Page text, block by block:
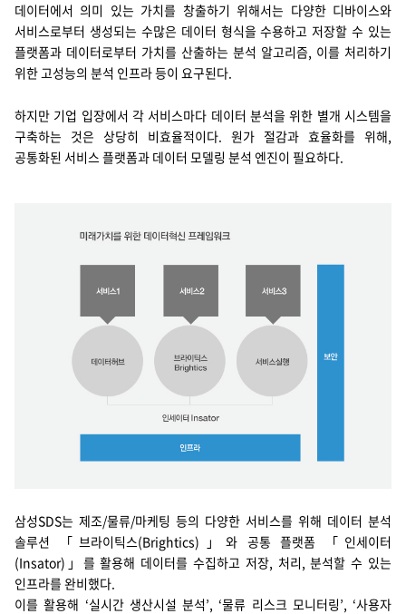
데이터에서 의미 있는 가치를 창출하기 위해서는 다양한 디바이스와
서비스로부터 생성되는 수많은 데이터 형식을 수용하고 저장할 수 있는
플랫폼과 데이터로부터 가치를 산출하는 분석 알고리즘, 이를 처리하기
위한 고성능의 분석 인프라 등이 요구된다.
하지만 기업 입장에서 각 서비스마다 데이터 분석을 위한 별개 시스템을
구축하는 것은 상당히 비효율적이다. 원가 절감과 효율화를 위해,
공통화된 서비스 플랫폼과 데이터 모델링 분석 엔진이 필요하다.
삼성SDS는 제조/물류/마케팅 등의 다양한 서비스를 위해 데이터 분석
솔루션 「브라이틱스(Brightics)」와 공통 플랫폼 「인세이터
(Insator)」를 활용해 데이터를 수집하고 저장, 처리, 분석할 수 있는
인프라를 완비했다.
이를 활용해 ‘실시간 생산시설 분석’, ‘물류 리스크 모니터링’, ‘사용자